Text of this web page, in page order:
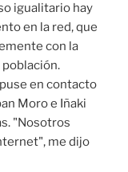
igualitario hay
en la red, que
con la
en contacto
Moro e Iñaki
"Nosotros
me dijo